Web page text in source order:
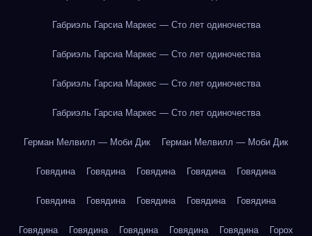
Габриэль Гарсиа Маркес — Сто лет одиночества
Габриэль Гарсиа Маркес — Сто лет одиночества
Габриэль Гарсиа Маркес — Сто лет одиночества
Габриэль Гарсиа Маркес — Сто лет одиночества
Герман Мелвилл — Моби Дик Герман Мелвилл — Моби Дик
Говядина Говядина Говядина Говядина Говядина
Говядина Говядина Говядина Говядина Говядина
Говядина Говядина Говядина Говядина Говядина Горох